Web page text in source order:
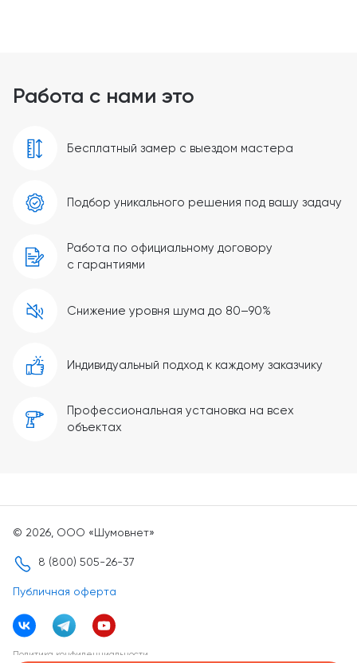
Работа с нами это
Бесплатный замер с выездом мастера
Подбор уникального решения под вашу задачу
Работа по официальному договору
с гарантиями
Снижение уровня шума до 80–90%
Индивидуальный подход к каждому заказчику
Профессиональная установка на всех
объектах
© 2026, ООО «Шумовнет»
8 (800) 505-26-37
Публичная оферта
Политика конфиденциальности